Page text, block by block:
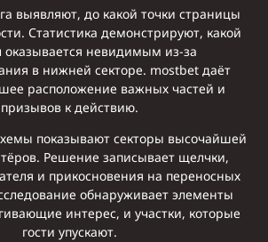
выявляют, до какой точки страницы
Статистика демонстрируют, какой
оказывается невидимым из-за
в нижней секторе. mostbet даёт
расположение важных частей и
призывов к действию.
показывают секторы высочайшей
Решение записывает щелчки,
и прикосновения на переносных
обнаруживает элементы
интерес, и участки, которые
гости упускают.